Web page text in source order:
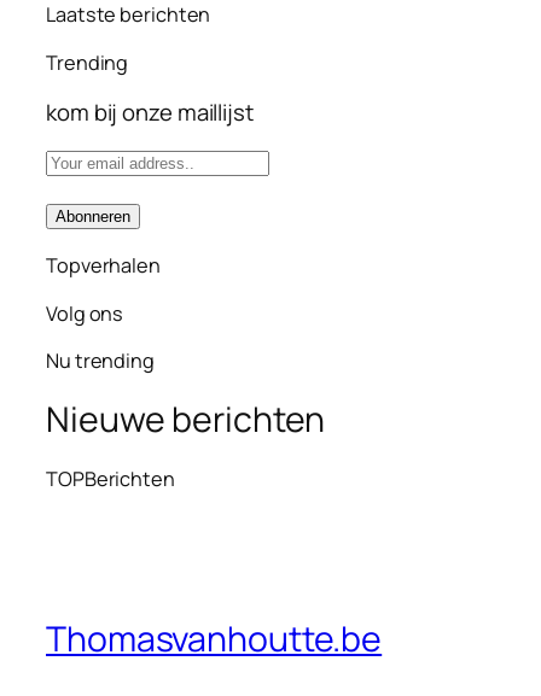
Laatste berichten
Trending
kom bij onze maillijst
Topverhalen
Volg ons
Nu trending
Nieuwe berichten
TOPBerichten
Thomasvanhoutte.be